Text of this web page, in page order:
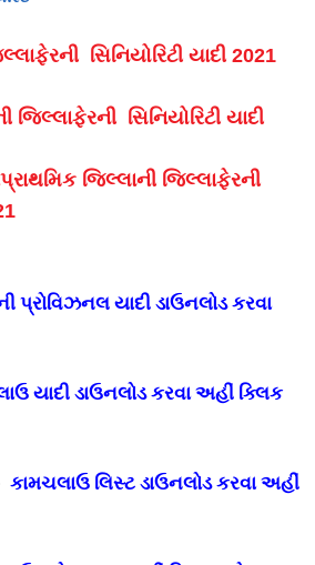
સિનિયોરિટી યાદી 2021
સિનિયોરિટી યાદી
જિલ્લાની જિલ્લાફેરની
પ્રોવિઝનલ યાદી ડાઉનલોડ કરવા
યાદી ડાઉનલોડ કરવા અહીં ક્લિક
કામચલાઉ લિસ્ટ ડાઉનલોડ કરવા અહીં